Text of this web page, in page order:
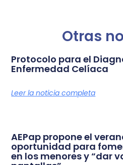
Otras
Protocolo para el
Enfermedad Celíaca
Leer la noticia completa
AEPap propone el
oportunidad para
en los menores y “dar